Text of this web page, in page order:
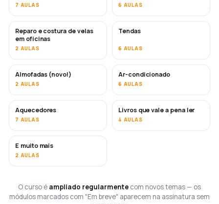
7 AULAS 6 AULAS
EM BREVE
Reparo e costura de velas
em oficinas
2 AULAS
Tendas
6 AULAS
Almofadas (novo!)
2 AULAS
EM BREVE
Ar-condicionado
6 AULAS
EM BREVE
Aquecedores
7 AULAS
EM BREVE
Livros que vale a pena ler
4 AULAS
EM BREVE
E muito mais
2 AULAS
O curso é ampliado regularmente com novos temas — os
módulos marcados com "Em breve" aparecem na assinatura sem